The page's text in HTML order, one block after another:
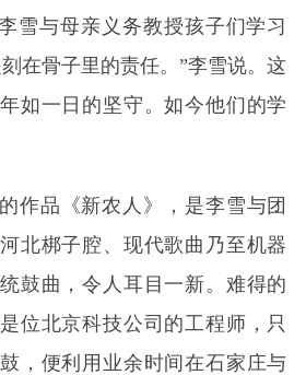
雪与母亲义务教授孩子们学习
在骨子里的责任。”李雪说。这
如一日的坚守。如今他们的学
作品《新农人》，是李雪与团
北梆子腔、现代歌曲乃至机器
鼓曲，令人耳目一新。难得的
位北京科技公司的工程师，只
，便利用业余时间在石家庄与